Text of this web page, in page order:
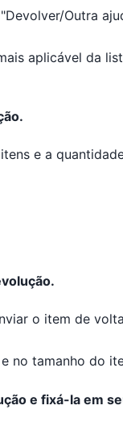
Outra
aplicável da
e a
o item de volta
no tamanho do
e fixá-la em